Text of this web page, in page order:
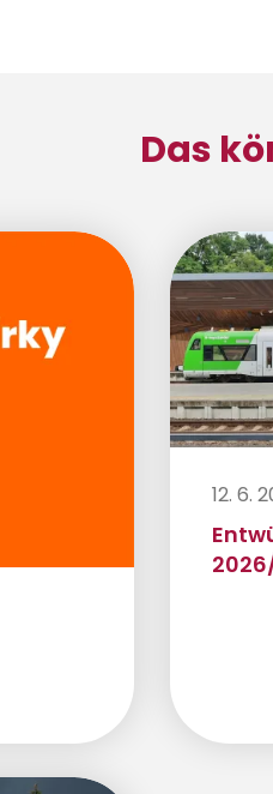
Das
12. 6.